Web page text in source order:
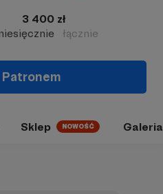
3 400 zł
łącznie
Sklep NOWOŚĆ Galeria